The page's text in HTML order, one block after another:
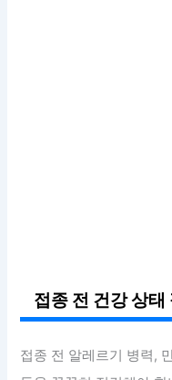
접종 전 건강 상태
접종 전 알레르기 병력,